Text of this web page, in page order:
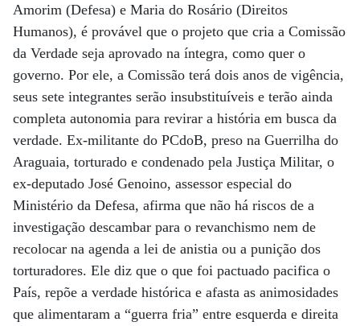
Amorim (Defesa) e Maria do Rosário (Direitos
Humanos), é provável que o projeto que cria a Comissão
da Verdade seja aprovado na íntegra, como quer o
governo. Por ele, a Comissão terá dois anos de vigência,
seus sete integrantes serão insubstituíveis e terão ainda
completa autonomia para revirar a história em busca da
verdade. Ex-militante do PCdoB, preso na Guerrilha do
Araguaia, torturado e condenado pela Justiça Militar, o
ex-deputado José Genoino, assessor especial do
Ministério da Defesa, afirma que não há riscos de a
investigação descambar para o revanchismo nem de
recolocar na agenda a lei de anistia ou a punição dos
torturadores. Ele diz que o que foi pactuado pacifica o
País, repõe a verdade histórica e afasta as animosidades
que alimentaram a “guerra fria” entre esquerda e direita